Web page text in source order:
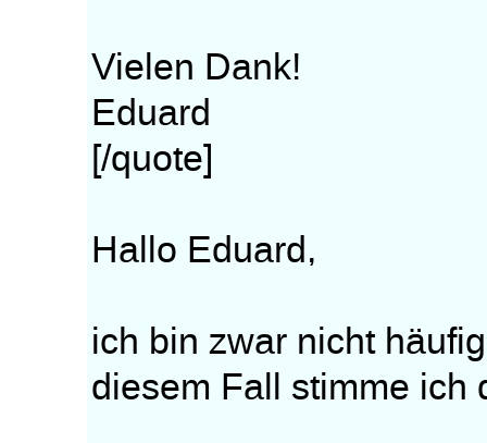
Vielen Dank!
Eduard
[/quote]
Hallo Eduard,
ich bin zwar nicht
diesem Fall stimme